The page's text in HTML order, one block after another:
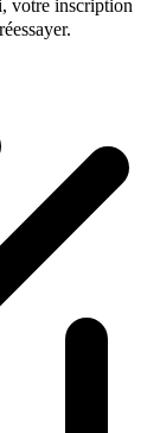
votre inscription